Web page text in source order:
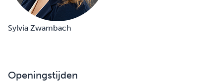
Sylvia Zwambach
Openingstijden